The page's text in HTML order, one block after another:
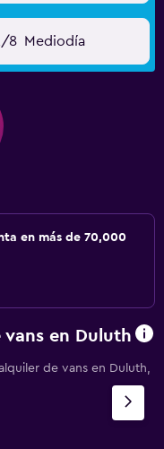
8 Mediodía
en más de 70,000
en Duluth
de vans en Duluth,